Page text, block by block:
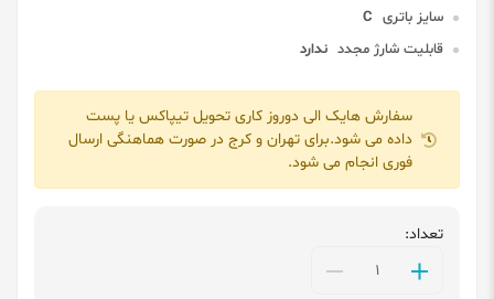
سایز باتری C
قابلیت شارژ مجدد ندارد
سفارش هایک الی دوروز کاری تحویل تیپاکس یا پست
داده می شود.برای تهران و کرج در صورت هماهنگی ارسال
فوری انجام می شود.
تعداد: